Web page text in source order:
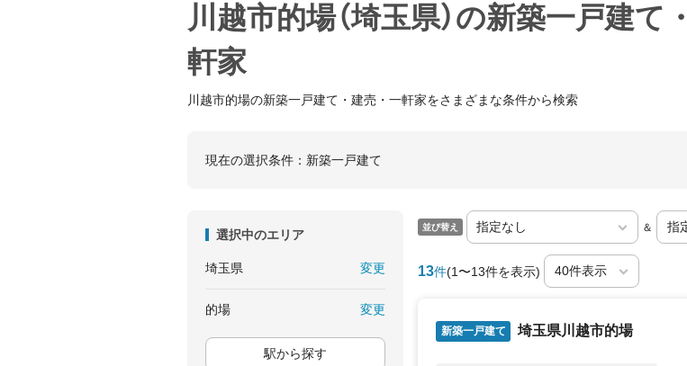
川越市的場（埼玉県）の新築一戸建て
軒家
川越市的場の新築一戸建て・建売・一軒家をさまざまな条件から検索
現在の選択条件： 新築一戸建て
選択中のエリア
埼玉県 変更
的場 変更
駅から探す
並び替え ＆
13件(1〜13件を表示)
新築一戸建て 埼玉県川越市的場